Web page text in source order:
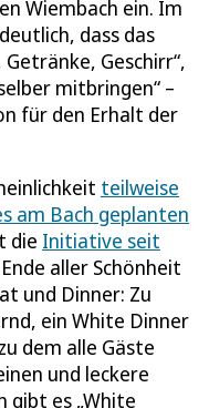
Wiembach ein. Im
dass das
Getränke, Geschirr“,
mitbringen“ –
für den Erhalt der
teilweise
am Bach geplanten
die Initiative seit
aller Schönheit
und Dinner: Zu
ein White Dinner
dem alle Gäste
und leckere
gibt es „White